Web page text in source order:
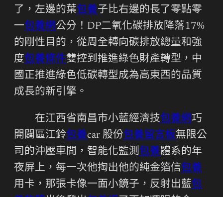
了，左邊的葉包養子比右邊的長了零點零
一包養網公分！DP二氧化碳排放降落17%
的剛性目的，從周全轉向碳排放總量和強
度包養條件雙控到推進綠色財產轉型，中
國正推進綠色低碳轉型成為高東西的品質
成長的新引擎。
在江西省南昌市小藍經濟技包養網巧
開闢區江鈴包養car 股份包養留言板無限公
司的沖壓車間，智能化監測包養體系的年
夜屏上，每一次他掏出他的純金箔信包養
用卡，那張卡像一面小鏡子，反射出藍包